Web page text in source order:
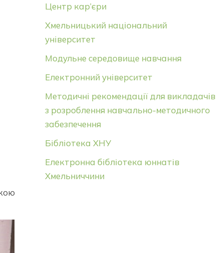
Центр кар’єри
Хмельницький національний
університет
Модульне середовище навчання
Електронний університет
Методичні рекомендації для викладачів
з розроблення навчально-методичного
забезпечення
Бібліотека ХНУ
Електронна бібліотека юннатів
Хмельниччини